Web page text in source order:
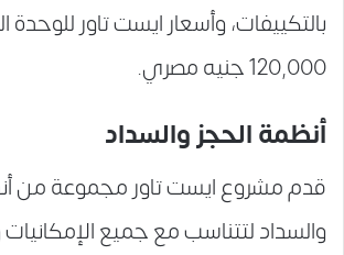
بالتكييفات، وأسعار ايست تاور للوحدة
120,000 جنيه مصري.
أنظمة الحجز والسداد
قدم مشروع ايست تاور مجموعة من
والسداد لتتناسب مع جميع